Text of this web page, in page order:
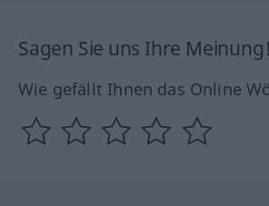
Sagen Sie uns Ihre Meinung!
Wie gefällt Ihnen das Online